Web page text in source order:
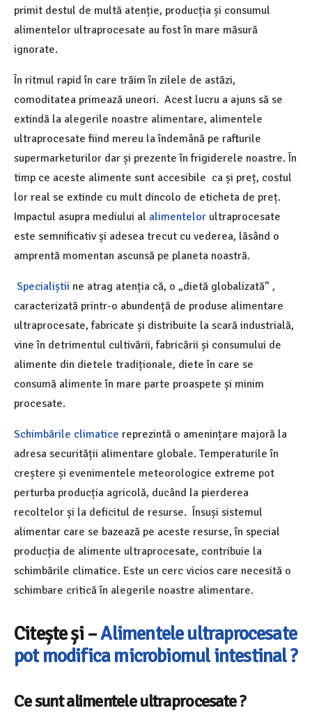
primit destul de multă atenție, producția și consumul
alimentelor ultraprocesate au fost în mare măsură
ignorate.
În ritmul rapid în care trăim în zilele de astăzi,
comoditatea primează uneori. Acest lucru a ajuns să se
extindă la alegerile noastre alimentare, alimentele
ultraprocesate fiind mereu la îndemână pe rafturile
supermarketurilor dar și prezente în frigiderele noastre. În
timp ce aceste alimente sunt accesibile ca și preț, costul
lor real se extinde cu mult dincolo de eticheta de preț.
Impactul asupra mediului al alimentelor ultraprocesate
este semnificativ și adesea trecut cu vederea, lăsând o
amprentă momentan ascunsă pe planeta noastră.
Specialiștii ne atrag atenția că, o „dietă globalizată” ,
caracterizată printr-o abundență de produse alimentare
ultraprocesate, fabricate și distribuite la scară industrială,
vine în detrimentul cultivării, fabricării și consumului de
alimente din dietele tradiționale, diete în care se
consumă alimente în mare parte proaspete și minim
procesate.
Schimbările climatice reprezintă o amenințare majoră la
adresa securității alimentare globale. Temperaturile în
creștere și evenimentele meteorologice extreme pot
perturba producția agricolă, ducând la pierderea
recoltelor și la deficitul de resurse. Însuși sistemul
alimentar care se bazează pe aceste resurse, în special
producția de alimente ultraprocesate, contribuie la
schimbările climatice. Este un cerc vicios care necesită o
schimbare critică în alegerile noastre alimentare.
Citește și –Alimentele ultraprocesate
pot modifica microbiomul intestinal ?
Ce sunt alimentele ultraprocesate ?